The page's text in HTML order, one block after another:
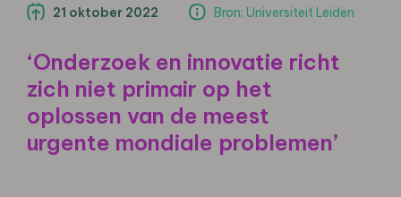
21 oktober 2022 Bron: Universiteit Leiden
‘Onderzoek en innovatie richt
zich niet primair op het
oplossen van de meest
urgente mondiale problemen’